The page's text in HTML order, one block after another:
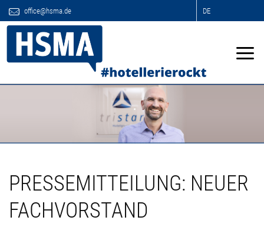
office@hsma.de DE
PRESSEMITTEILUNG: NEUER
FACHVORSTAND